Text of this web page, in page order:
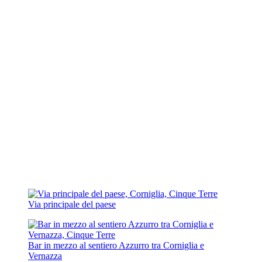
Via principale del paese
Bar in mezzo al sentiero Azzurro tra Corniglia e
Vernazza